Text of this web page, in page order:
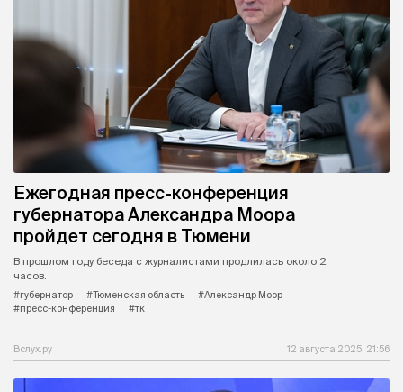
Ежегодная пресс-конференция
губернатора Александра Моора
пройдет сегодня в Тюмени
В прошлом году беседа с журналистами продлилась около 2
часов.
#губернатор
#Тюменская область
#Александр Моор
#пресс-конференция
#тк
Вслух.ру 12 августа 2025, 21:56